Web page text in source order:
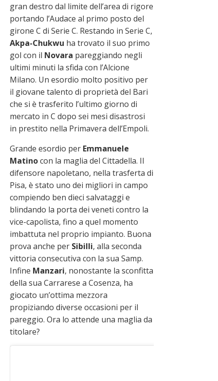
gran destro dal limite dell’area di rigore
portando l’Audace al primo posto del
girone C di Serie C. Restando in Serie C,
Akpa-Chukwu ha trovato il suo primo
gol con il Novara pareggiando negli
ultimi minuti la sfida con l’Alcione
Milano. Un esordio molto positivo per
il giovane talento di proprietà del Bari
che si è trasferito l’ultimo giorno di
mercato in C dopo sei mesi disastrosi
in prestito nella Primavera dell’Empoli.
Grande esordio per Emmanuele
Matinocon la maglia del Cittadella. Il
difensore napoletano, nella trasferta di
Pisa, è stato uno dei migliori in campo
compiendo ben dieci salvataggi e
blindando la porta dei veneti contro la
vice-capolista, fino a quel momento
imbattuta nel proprio impianto. Buona
prova anche per Sibilli, alla seconda
vittoria consecutiva con la sua Samp.
Infine Manzari, nonostante la sconfitta
della sua Carrarese a Cosenza, ha
giocato un’ottima mezzora
propiziando diverse occasioni per il
pareggio. Ora lo attende una maglia da
titolare?